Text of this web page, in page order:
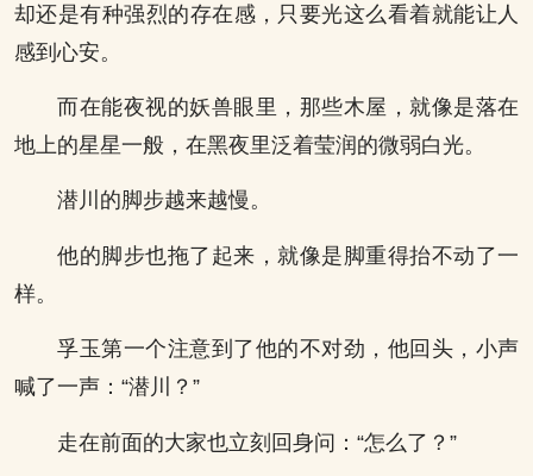
却还是有种强烈的存在感，只要光这么看着就能让人
感到心安。
而在能夜视的妖兽眼里，那些木屋，就像是落在
地上的星星一般，在黑夜里泛着莹润的微弱白光。
潜川的脚步越来越慢。
他的脚步也拖了起来，就像是脚重得抬不动了一
样。
孚玉第一个注意到了他的不对劲，他回头，小声
喊了一声：“潜川？”
走在前面的大家也立刻回身问：“怎么了？”